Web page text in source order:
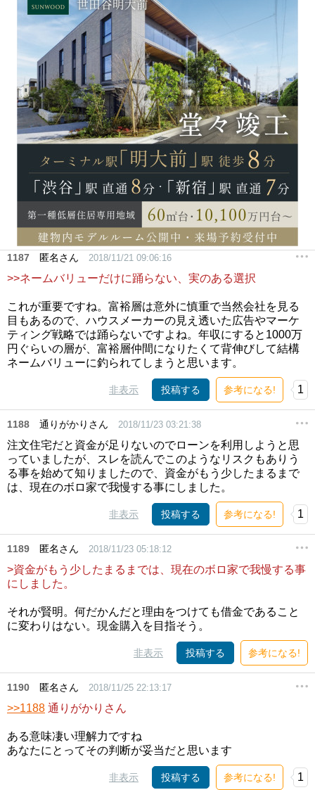
1187 匿名さん 2018/11/21 09:06:16
>>ネームバリューだけに踊らない、実のある選択
これが重要ですね。富裕層は意外に慎重で当然会社を見る
目もあるので、ハウスメーカーの見え透いた広告やマーケ
ティング戦略では踊らないですよね。年収にすると1000万
円ぐらいの層が、富裕層仲間になりたくて背伸びして結構
ネームバリューに釣られてしまうと思います。
非表示 投稿する 参考になる! 1
1188 通りがかりさん 2018/11/23 03:21:38
注文住宅だと資金が足りないのでローンを利用しようと思
っていましたが、スレを読んでこのようなリスクもありう
る事を始めて知りましたので、資金がもう少したまるまで
は、現在のボロ家で我慢する事にしました。
非表示 投稿する 参考になる! 1
1189 匿名さん 2018/11/23 05:18:12
>資金がもう少したまるまでは、現在のボロ家で我慢する事
にしました。
それが賢明。何だかんだと理由をつけても借金であること
に変わりはない。現金購入を目指そう。
非表示 投稿する 参考になる!
1190 匿名さん 2018/11/25 22:13:17
>>1188 通りがかりさん
ある意味凄い理解力ですね
あなたにとってその判断が妥当だと思います
非表示 投稿する 参考になる! 1